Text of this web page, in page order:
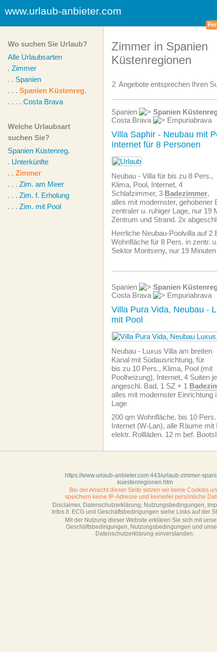
www.urlaub-anbieter.com
Wo suchen Sie Urlaub?
Alle Urlaubsarten
. Zimmer
. . Spanien
. . . Spanien Küstenreg.
. . . . Costa Brava
Welche Urlaubsart
suchen Sie?
Spanien Küstenreg.
. Unterkünfte
. . Zimmer
. . . Zim. am Meer
. . . Zim. f. Erholung
. . . Zim. mit Pool
Zimmer in Spanien
Küstenregionen
2 Angebote entsprechen Ihren
Spanien
Spanien
Costa Brava
Empuriabrava
Villa Saphir - Neubau mit
Internet für 8 Personen
Neubau - Villa für bis zu 8 Pers.,
Klima, Pool, Internet, 4
Schlafzimmer, 3 Badezimmer,
alles mit modernster, gehobener
zentraler u. ruhiger Lage, nur 19
Zentrum und Strand. 2x
Herrliche Neubau-Poolvilla auf 2
Wohnfläche für 8 Pers. in zentr.
Sektor Montseny, nur 19
Spanien
Spanien
Costa Brava
Empuriabrava
Villa Pura Vida, Neubau -
mit Pool
Neubau - Luxus Villa am breiten
Kanal mit Südausrichtung, für
bis zu 10 Pers., Klima, Pool (mit
Poolheizung), Internet, 4 Suiten
angeschl. Bad, 1 SZ + 1
alles mit modernster Einrichtung
Lage
200 qm Wohnfläche, bis 10
Internet (W-Lan), alle Räume
elektr. Rollläden. 12 m bef.
https://www.urlaub-anbieter.com:443/urlaub-zimmer-
kuestenregionen.htm
Bei der Ansicht dieser Seite setzen wir keine Cookies
speichern keine IP-Adresse und keinerlei persönliche
Disclaimer, Datenschutzerklärung, Nutzungsbedingungen,
Infos lt. ECG und Geschäftsbedingungen siehe Links auf der
Mit der Nutzung dieser Website erklären Sie sich mit
Geschäftsbedin­gungen, Nutzungsbedingungen und
Datenschutzerklärung einverstanden.